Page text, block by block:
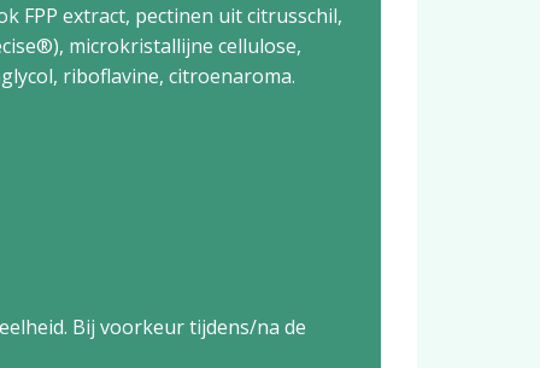
FPP extract, pectinen uit citrusschil,
microkristallijne cellulose,
riboflavine, citroenaroma.
Bij voorkeur tijdens/na de